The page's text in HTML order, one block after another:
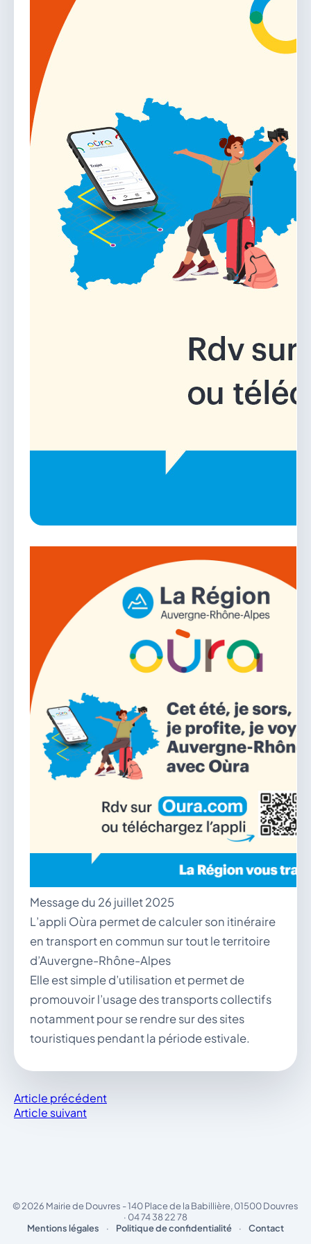
04 74 38 22 78
mairie@douvres.fr
140 Place de la Babillière, 01500 Douvres
Le guichet des associations
publier une annonce
Message du 26 juillet 2025
L’appli Oùra permet de calculer son itinéraire
en transport en commun sur tout le territoire
d’Auvergne-Rhône-Alpes
Elle est simple d’utilisation et permet de
promouvoir l’usage des transports collectifs
notamment pour se rendre sur des sites
touristiques pendant la période estivale.
Article précédent
Article suivant
© 2026 Mairie de Douvres - 140 Place de la Babillière, 01500 Douvres
· 04 74 38 22 78
Mentions légales
· Politique de confidentialité · Contact